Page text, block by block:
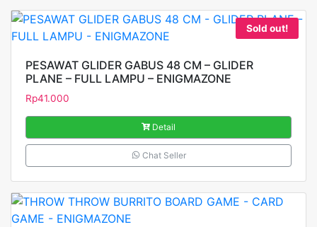
Sold out!
PESAWAT GLIDER GABUS 48 CM – GLIDER
PLANE – FULL LAMPU – ENIGMAZONE
Rp41.000
Detail
Chat Seller